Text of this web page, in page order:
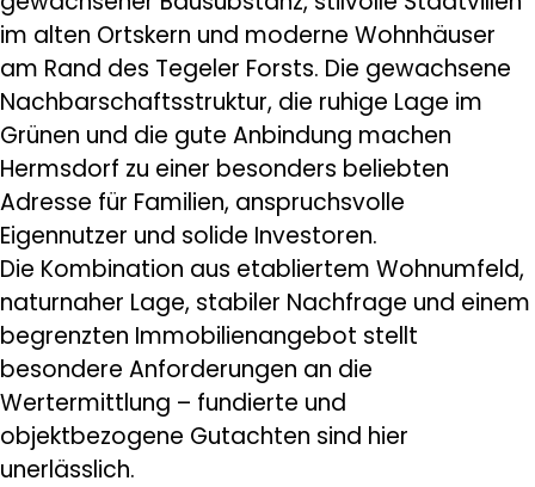
im alten Ortskern und moderne Wohnhäuser
am Rand des Tegeler Forsts. Die gewachsene
Nachbarschaftsstruktur, die ruhige Lage im
Grünen und die gute Anbindung machen
Hermsdorf zu einer besonders beliebten
Adresse für Familien, anspruchsvolle
Eigennutzer und solide Investoren.
Die Kombination aus etabliertem Wohnumfeld,
naturnaher Lage, stabiler Nachfrage und einem
begrenzten Immobilienangebot stellt
besondere Anforderungen an die
Wertermittlung – fundierte und
objektbezogene Gutachten sind hier
unerlässlich.